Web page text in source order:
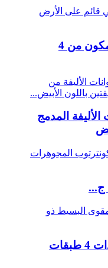
حامل أرضي كلاسيكي مكون من 4
المدمج
ج...
خزانة ملابس مخصصة ذات 4 طبقات